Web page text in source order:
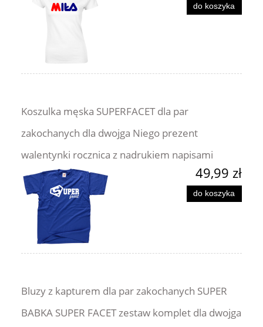
do koszyka
Koszulka męska SUPERFACET dla par
zakochanych dla dwojga Niego prezent
walentynki rocznica z nadrukiem napisami
49,99 zł
do koszyka
Bluzy z kapturem dla par zakochanych SUPER
BABKA SUPER FACET zestaw komplet dla dwojga